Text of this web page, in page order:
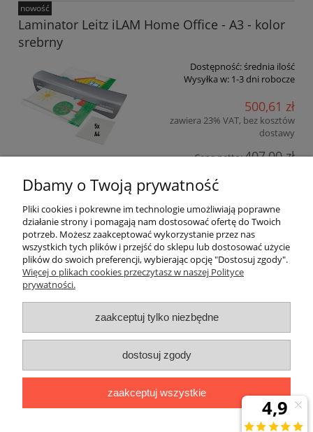
Laminator Leitz iLAM Home Office - A3 - kolor
srebrny
Dostępność:średnia ilość
Wysyłka w: 1-3 dni robocze
500,61 zł
zawiera 23% VAT, bez kosztów
dostawy
Cena netto:407,00 zł
nowość
« 1 2 3 4 »
Warunki zakupów
Koszt i czas dostawy
Moje konto
Gwarancja i zwroty
O firmie
Dbamy o Twoją prywatność
Pliki cookies i pokrewne im technologie umożliwiają poprawne
działanie strony i pomagają nam dostosować ofertę do Twoich
potrzeb. Możesz zaakceptować wykorzystanie przez nas
wszystkich tych plików i przejść do sklepu lub dostosować użycie
plików do swoich preferencji, wybierając opcję "Dostosuj zgody".
Więcej o plikach cookies przeczytasz w naszej Polityce
prywatności.
zaakceptuj tylko niezbędne
dostosuj zgody
zaakceptuj wszystkie